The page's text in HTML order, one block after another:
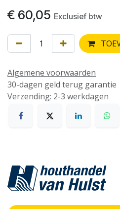
€ 60,05 Exclusief btw
Algemene voorwaarden
30-dagen geld terug garantie
Verzending: 2-3 werkdagen